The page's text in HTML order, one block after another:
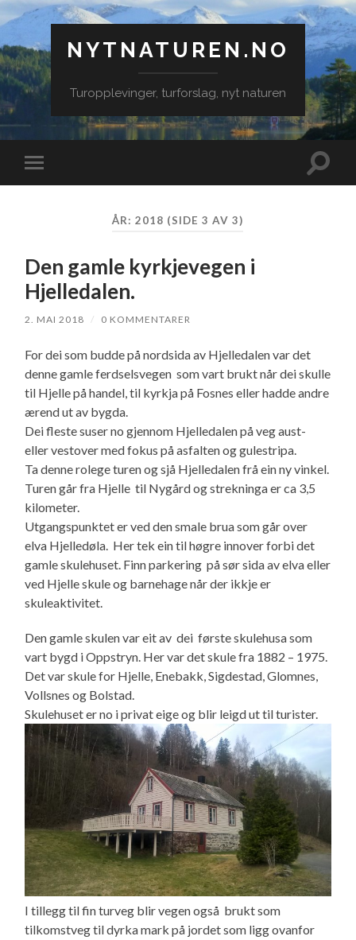
NYTNATUREN.NO
Turopplevinger, turforslag, nyt naturen
Veksle
mobilmeny
Veksle
ÅR:2018 (SIDE 3 AV 3)
Den gamle kyrkjevegen i
Hjelledalen.
2. MAI 2018 / 0 KOMMENTARER
For dei som budde på nordsida av Hjelledalen var det
denne gamle ferdselsvegen som vart brukt når dei skulle
til Hjelle på handel, til kyrkja på Fosnes eller hadde andre
ærend ut av bygda.
Dei fleste suser no gjennom Hjelledalen på veg aust-
eller vestover med fokus på asfalten og gulestripa.
Ta denne rolege turen og sjå Hjelledalen frå ein ny vinkel.
Turen går fra Hjelle til Nygård og strekninga er ca 3,5
kilometer.
Utgangspunktet er ved den smale brua som går over
elva Hjelledøla. Her tek ein til høgre innover forbi det
gamle skulehuset. Finn parkering på sør sida av elva eller
ved Hjelle skule og barnehage når der ikkje er
skuleaktivitet.
Den gamle skulen var eit av dei første skulehusa som
vart bygd i Oppstryn. Her var det skule fra 1882 – 1975.
Det var skule for Hjelle, Enebakk, Sigdestad, Glomnes,
Vollsnes og Bolstad.
Skulehuset er no i privat eige og blir leigd ut til turister.
I tillegg til fin turveg blir vegen også brukt som
tilkomstveg til dyrka mark på jordet som ligg ovanfor